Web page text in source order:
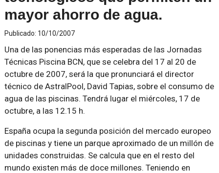
mayor ahorro de agua.
Publicado: 10/10/2007
Una de las ponencias más esperadas de las Jornadas
Técnicas Piscina BCN, que se celebra del 17 al 20 de
octubre de 2007, será la que pronunciará el director
técnico de AstralPool, David Tapias, sobre el consumo de
agua de las piscinas. Tendrá lugar el miércoles, 17 de
octubre, a las 12.15 h.
España ocupa la segunda posición del mercado europeo
de piscinas y tiene un parque aproximado de un millón de
unidades construidas. Se calcula que en el resto del
mundo existen más de doce millones. Teniendo en